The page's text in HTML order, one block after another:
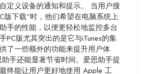
定义设备的通知和提示。 当用户搜
版下载”时，他们希望在电脑系统上
手的性能，以便更轻松地监控多台
PC版尤其突出的是它与iTunes的集
了一些额外的功能来提升用户体
手还能显著节省时间。爱思助手提
终能让用户更好地使用 Apple 工